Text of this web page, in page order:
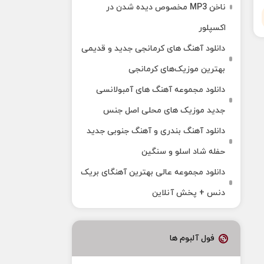
ناخن MP3 مخصوص دیده شدن در
اکسپلور
دانلود آهنگ‌ های کرمانجی جدید و قدیمی
بهترین موزیک‌های کرمانجی
دانلود مجموعه آهنگ های آمبولانسی
جدید موزیک های محلی اصل جنس
دانلود آهنگ بندری و آهنگ جنوبی جدید
حفله شاد اسلو و سنگین
دانلود مجموعه عالی بهترین آهنگای بریک
دنس + پخش آنلاین
فول آلبوم ها